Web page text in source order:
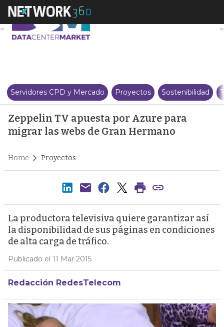
Zeppelin TV apuesta por
Servidores CPD y Mercado Proyectos Sostenibilidad
Zeppelin TV apuesta por Azure para
migrar las webs de Gran Hermano
Home Proyectos
La productora televisiva quiere garantizar así
la disponibilidad de sus páginas en condiciones
de alta carga de tráfico.
Publicado el 11 Mar 2015
Redacción RedesTelecom